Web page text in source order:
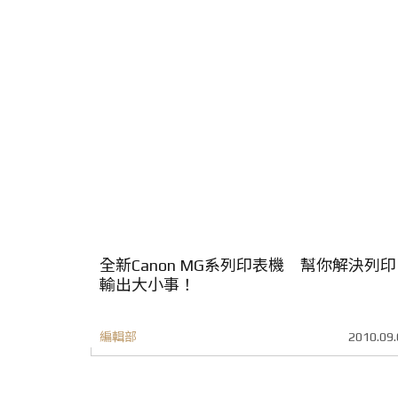
全新Canon MG系列印表機 幫你解決列印
輸出大小事！
編輯部